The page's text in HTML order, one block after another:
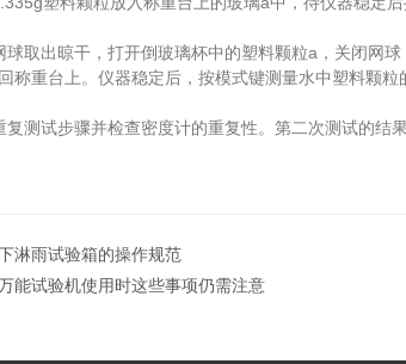
出晾干，打开倒玻璃杯中的塑料颗粒a，关闭网球
称重台上。仪器稳定后，按模式键测量水中塑料颗
试步骤并检查密度计的重复性。第二次测试的结
淋雨试验箱的操作规范
能试验机使用时这些事项仍需注意